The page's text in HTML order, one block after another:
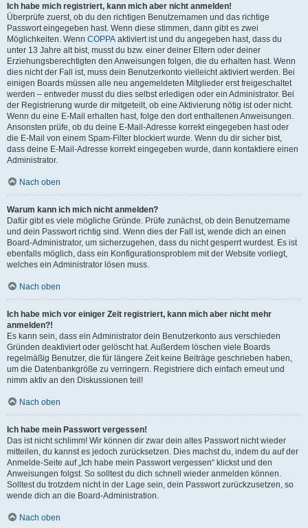
Ich habe mich registriert, kann mich aber nicht anmelden!
Überprüfe zuerst, ob du den richtigen Benutzernamen und das richtige
Passwort eingegeben hast. Wenn diese stimmen, dann gibt es zwei
Möglichkeiten. Wenn COPPA aktiviert ist und du angegeben hast, dass du
unter 13 Jahre alt bist, musst du bzw. einer deiner Eltern oder deiner
Erziehungsberechtigten den Anweisungen folgen, die du erhalten hast. Wenn
dies nicht der Fall ist, muss dein Benutzerkonto vielleicht aktiviert werden. Bei
einigen Boards müssen alle neu angemeldeten Mitglieder erst freigeschaltet
werden – entweder musst du dies selbst erledigen oder ein Administrator. Bei
der Registrierung wurde dir mitgeteilt, ob eine Aktivierung nötig ist oder nicht.
Wenn du eine E-Mail erhalten hast, folge den dort enthaltenen Anweisungen.
Ansonsten prüfe, ob du deine E-Mail-Adresse korrekt eingegeben hast oder
die E-Mail von einem Spam-Filter blockiert wurde. Wenn du dir sicher bist,
dass deine E-Mail-Adresse korrekt eingegeben wurde, dann kontaktiere einen
Administrator.
Nach oben
Warum kann ich mich nicht anmelden?
Dafür gibt es viele mögliche Gründe. Prüfe zunächst, ob dein Benutzername
und dein Passwort richtig sind. Wenn dies der Fall ist, wende dich an einen
Board-Administrator, um sicherzugehen, dass du nicht gesperrt wurdest. Es ist
ebenfalls möglich, dass ein Konfigurationsproblem mit der Website vorliegt,
welches ein Administrator lösen muss.
Nach oben
Ich habe mich vor einiger Zeit registriert, kann mich aber nicht mehr
anmelden?!
Es kann sein, dass ein Administrator dein Benutzerkonto aus verschieden
Gründen deaktiviert oder gelöscht hat. Außerdem löschen viele Boards
regelmäßig Benutzer, die für längere Zeit keine Beiträge geschrieben haben,
um die Datenbankgröße zu verringern. Registriere dich einfach erneut und
nimm aktiv an den Diskussionen teil!
Nach oben
Ich habe mein Passwort vergessen!
Das ist nicht schlimm! Wir können dir zwar dein altes Passwort nicht wieder
mitteilen, du kannst es jedoch zurücksetzen. Dies machst du, indem du auf der
Anmelde-Seite auf „Ich habe mein Passwort vergessen“ klickst und den
Anweisungen folgst. So solltest du dich schnell wieder anmelden können.
Solltest du trotzdem nicht in der Lage sein, dein Passwort zurückzusetzen, so
wende dich an die Board-Administration.
Nach oben